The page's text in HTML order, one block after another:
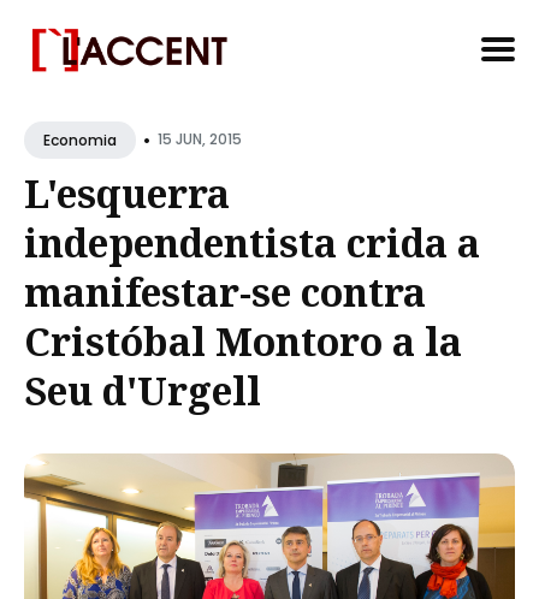
forEconomia • 15 JUN, 2015
L'esquerra
independentista crida a
manifestar-se contra
Cristóbal Montoro a la
Seu d'Urgell